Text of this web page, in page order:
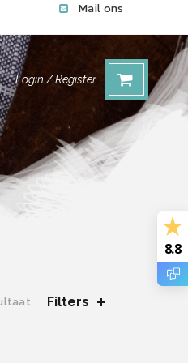
Mail ons
Login / Register
Filters
8.8